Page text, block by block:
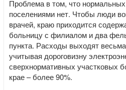
Проблема в том, что
поселениями нет. Чтобы люди
врачей, краю приходится
больницу с филиалом и два
пункта. Расходы выходят
учитывая дороговизну
сверхнормативных участковых
крае – более 90%.